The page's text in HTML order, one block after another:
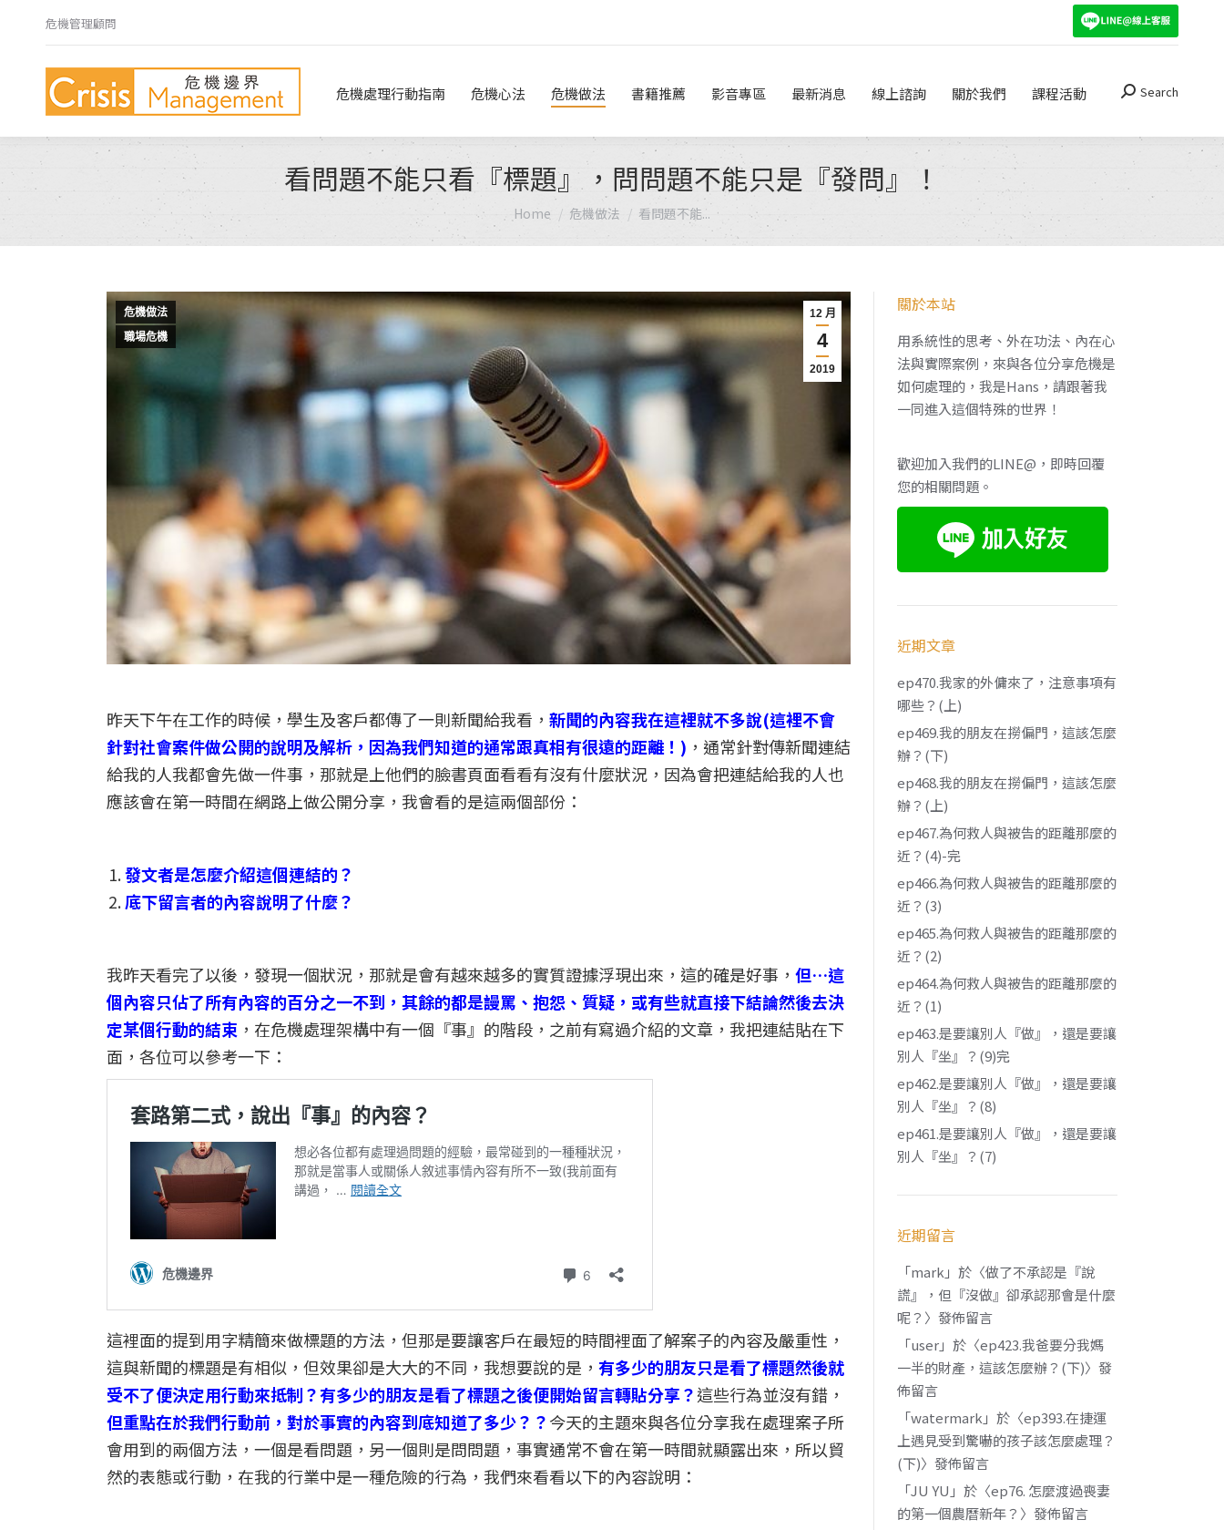
危機管理顧問
危機處理行動指南 危機心法 危機做法 書籍推薦 影音專區 最新消息 線上諮詢 關於我們 課程活動 Search:
Search
看問題不能只看『標題』，問問題不能只是『發問』！
You are here:
Home 危機做法 看問題不能...
12 月
4
2019
危機做法
職場危機
昨天下午在工作的時候，學生及客戶都傳了一則新聞給我看，新聞的內容我在這裡就不多說(這裡不會
針對社會案件做公開的說明及解析，因為我們知道的通常跟真相有很遠的距離！) ，通常針對傳新聞連結
給我的人我都會先做一件事，那就是上他們的臉書頁面看看有沒有什麼狀況，因為會把連結給我的人也
應該會在第一時間在網路上做公開分享，我會看的是這兩個部份：
發文者是怎麼介紹這個連結的？
底下留言者的內容說明了什麼？
我昨天看完了以後，發現一個狀況，那就是會有越來越多的實質證據浮現出來，這的確是好事，但…這
個內容只佔了所有內容的百分之一不到，其餘的都是謾罵、抱怨、質疑，或有些就直接下結論然後去決
定某個行動的結束 ，在危機處理架構中有一個『事』的階段，之前有寫過介紹的文章，我把連結貼在下
面，各位可以參考一下：
這裡面的提到用字精簡來做標題的方法，但那是要讓客戶在最短的時間裡面了解案子的內容及嚴重性，
這與新聞的標題是有相似，但效果卻是大大的不同，我想要說的是，有多少的朋友只是看了標題然後就
受不了便決定用行動來抵制？有多少的朋友是看了標題之後便開始留言轉貼分享？這些行為並沒有錯，
但重點在於我們行動前，對於事實的內容到底知道了多少？？今天的主題來與各位分享我在處理案子所
會用到的兩個方法，一個是看問題，另一個則是問問題，事實通常不會在第一時間就顯露出來，所以貿
然的表態或行動，在我的行業中是一種危險的行為，我們來看看以下的內容說明：
關於本站
用系統性的思考、外在功法、內在心
法與實際案例，來與各位分享危機是
如何處理的，我是Hans，請跟著我
一同進入這個特殊的世界！
歡迎加入我們的LINE@，即時回覆
您的相關問題。
近期文章
ep470.我家的外傭來了，注意事項有
哪些？(上)
ep469.我的朋友在撈偏門，這該怎麼
辦？(下)
ep468.我的朋友在撈偏門，這該怎麼
辦？(上)
ep467.為何救人與被告的距離那麼的
近？(4)-完
ep466.為何救人與被告的距離那麼的
近？(3)
ep465.為何救人與被告的距離那麼的
近？(2)
ep464.為何救人與被告的距離那麼的
近？(1)
ep463.是要讓別人『做』，還是要讓
別人『坐』？(9)完
ep462.是要讓別人『做』，還是要讓
別人『坐』？(8)
ep461.是要讓別人『做』，還是要讓
別人『坐』？(7)
近期留言
「mark 」於〈做了不承認是『說
謊』，但『沒做』卻承認那會是什麼
呢？ 〉發佈留言
「user」於〈ep423.我爸要分我媽
一半的財產，這該怎麼辦？(下)〉發
佈留言
「watermark 」於〈ep393.在捷運
上遇見受到驚嚇的孩子該怎麼處理？
(下)〉發佈留言
「JU YU 」於〈ep76. 怎麼渡過喪妻
的第一個農曆新年？ 〉發佈留言